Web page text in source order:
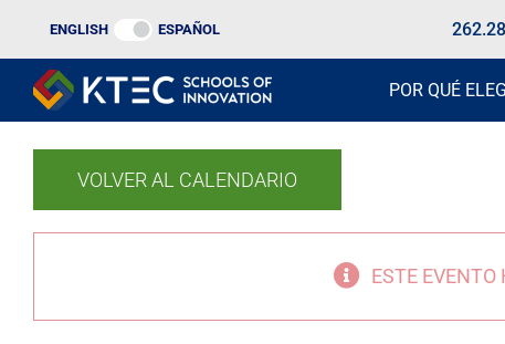
contenido
ENGLISH ESPAÑOL
POR QUÉ
VOLVER AL CALENDARIO
ESTE EVENTO